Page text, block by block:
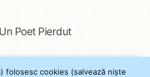
Poet Pierdut
folosesc cookies (salvează niște